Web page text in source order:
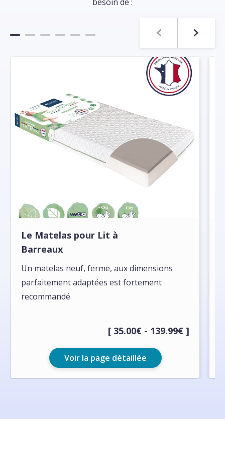
Le Matelas pour Lit à
Barreaux
Un matelas neuf, ferme, aux dimensions
parfaitement adaptées est fortement
recommandé.
[ 35.00€ - 139.99€ ]
Voir la page détaillée